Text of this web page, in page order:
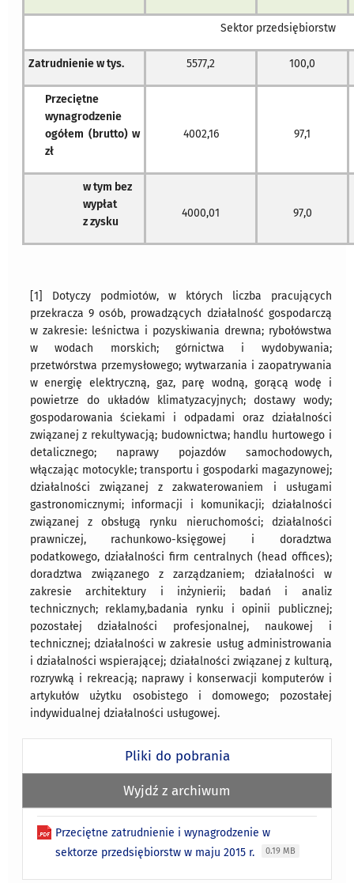
Sektor przedsiębiorstw
Zatrudnienie w tys. 5577,2 100,0
Przeciętne
wynagrodzenie
ogółem (brutto) w
zł
4002,16 97,1
w tym bez
wypłat
z zysku
4000,01 97,0
[1] Dotyczy podmiotów, w których liczba pracujących
przekracza 9 osób, prowadzących działalność gospodarczą
w zakresie: leśnictwa i pozyskiwania drewna; rybołówstwa
w wodach morskich; górnictwa i wydobywania;
przetwórstwa przemysłowego; wytwarzania i zaopatrywania
w energię elektryczną, gaz, parę wodną, gorącą wodę i
powietrze do układów klimatyzacyjnych; dostawy wody;
gospodarowania ściekami i odpadami oraz działalności
związanej z rekultywacją; budownictwa; handlu hurtowego i
detalicznego; naprawy pojazdów samochodowych,
włączając motocykle; transportu i gospodarki magazynowej;
działalności związanej z zakwaterowaniem i usługami
gastronomicznymi; informacji i komunikacji; działalności
związanej z obsługą rynku nieruchomości; działalności
prawniczej, rachunkowo-księgowej i doradztwa
podatkowego, działalności firm centralnych (head offices);
doradztwa związanego z zarządzaniem; działalności w
zakresie architektury i inżynierii; badań i analiz
technicznych; reklamy,badania rynku i opinii publicznej;
pozostałej działalności profesjonalnej, naukowej i
technicznej; działalności w zakresie usług administrowania
i działalności wspierającej; działalności związanej z kulturą,
rozrywką i rekreacją; naprawy i konserwacji komputerów i
artykułów użytku osobistego i domowego; pozostałej
indywidualnej działalności usługowej.
Pliki do pobrania
Wyjdź z archiwum
Przeciętne zatrudnienie i wynagrodzenie w
sektorze przedsiębiorstw w maju 2015 r.
0.19 MB